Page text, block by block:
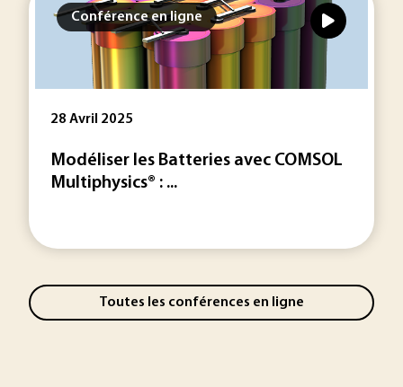
Conférence en ligne
28 Avril 2025
Modéliser les Batteries avec COMSOL
Multiphysics® : ...
Toutes les conférences en ligne